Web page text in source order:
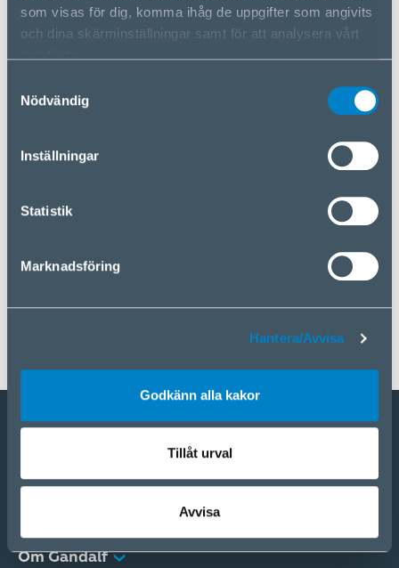
som visas för dig, komma ihåg de uppgifter som angivits
och dina skärminställningar samt för att analysera vårt
med våra partner för sociala medier, reklam och analys.
Om du samtycker till detta klickar du på ”Godkänn alla
användningen av kakor klickar du på ”Hantera/Avvisa”.
Nödvändig
Inställningar
Statistik
Marknadsföring
Hantera/Avvisa
Godkänn alla kakor
Tillåt urval
Avvisa
Webbshop
Kundservice
Om Gandalf